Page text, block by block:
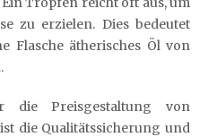
zu erzielen. Dies bedeutet
Flasche ätherisches Öl von
die Preisgestaltung von
die Qualitätssicherung und